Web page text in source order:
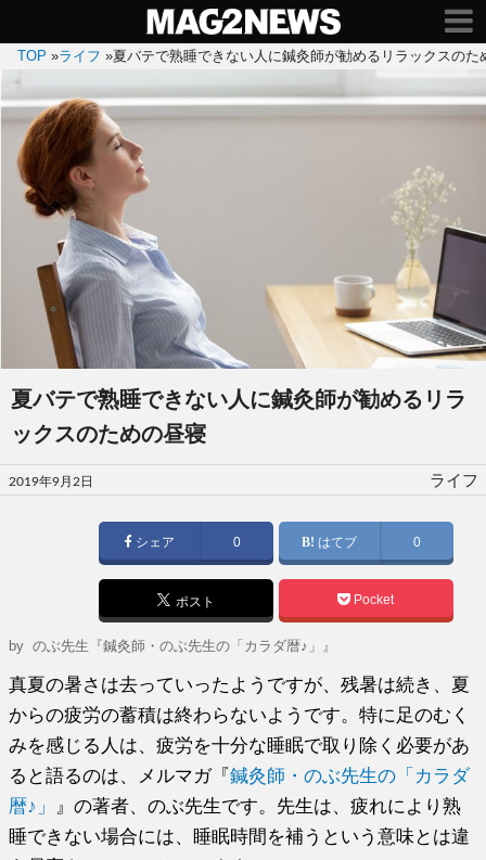
TOP »ライフ »夏バテで熟睡できない人に鍼灸師が勧めるリラックスのた
夏バテで熟睡できない人に鍼灸師が勧めるリラ
ックスのための昼寝
投
稿
2019年9月2日 ライフ
シェア 0 はてブ 0
ポスト Pocket
byのぶ先生『鍼灸師・のぶ先生の「カラダ暦♪」』
真夏の暑さは去っていったようですが、残暑は続き、夏
からの疲労の蓄積は終わらないようです。特に足のむく
みを感じる人は、疲労を十分な睡眠で取り除く必要があ
ると語るのは、メルマガ『鍼灸師・のぶ先生の「カラダ
暦♪」
』の著者、のぶ先生です。先生は、疲れにより熟
睡できない場合には、睡眠時間を補うという意味とは違